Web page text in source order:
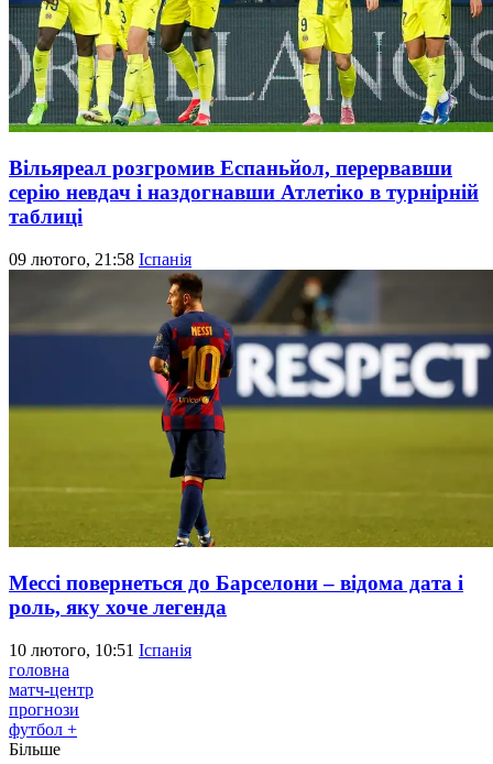
Вільяреал розгромив Еспаньйол, перервавши
серію невдач і наздогнавши Атлетіко в турнірній
таблиці
09 лютого, 21:58 Іспанія
Мессі повернеться до Барселони – відома дата і
роль, яку хоче легенда
10 лютого, 10:51 Іспанія
головна
матч-центр
прогнози
футбол +
Більше